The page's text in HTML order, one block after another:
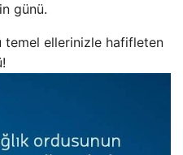
günü.
temel ellerinizle hafifleten